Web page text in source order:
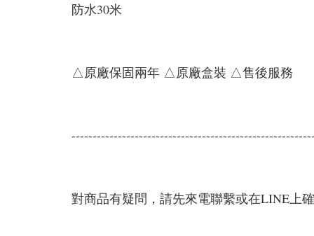
防水30米
△原廠保固兩年 △原廠盒裝 △售後服務
對商品有疑問，請先來電聯繫或在LINE上確